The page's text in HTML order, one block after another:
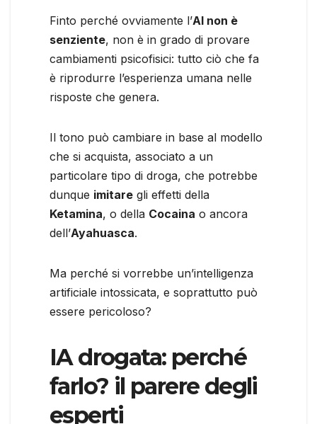
Finto perché ovviamente l’AI non è
senziente, non è in grado di provare
cambiamenti psicofisici: tutto ciò che fa
è riprodurre l’esperienza umana nelle
risposte che genera.
Il tono può cambiare in base al modello
che si acquista, associato a un
particolare tipo di droga, che potrebbe
dunque imitare gli effetti della
Ketamina, o della Cocaina o ancora
dell’Ayahuasca.
Ma perché si vorrebbe un’intelligenza
artificiale intossicata, e soprattutto può
essere pericoloso?
IA drogata: perché
farlo? il parere degli
esperti